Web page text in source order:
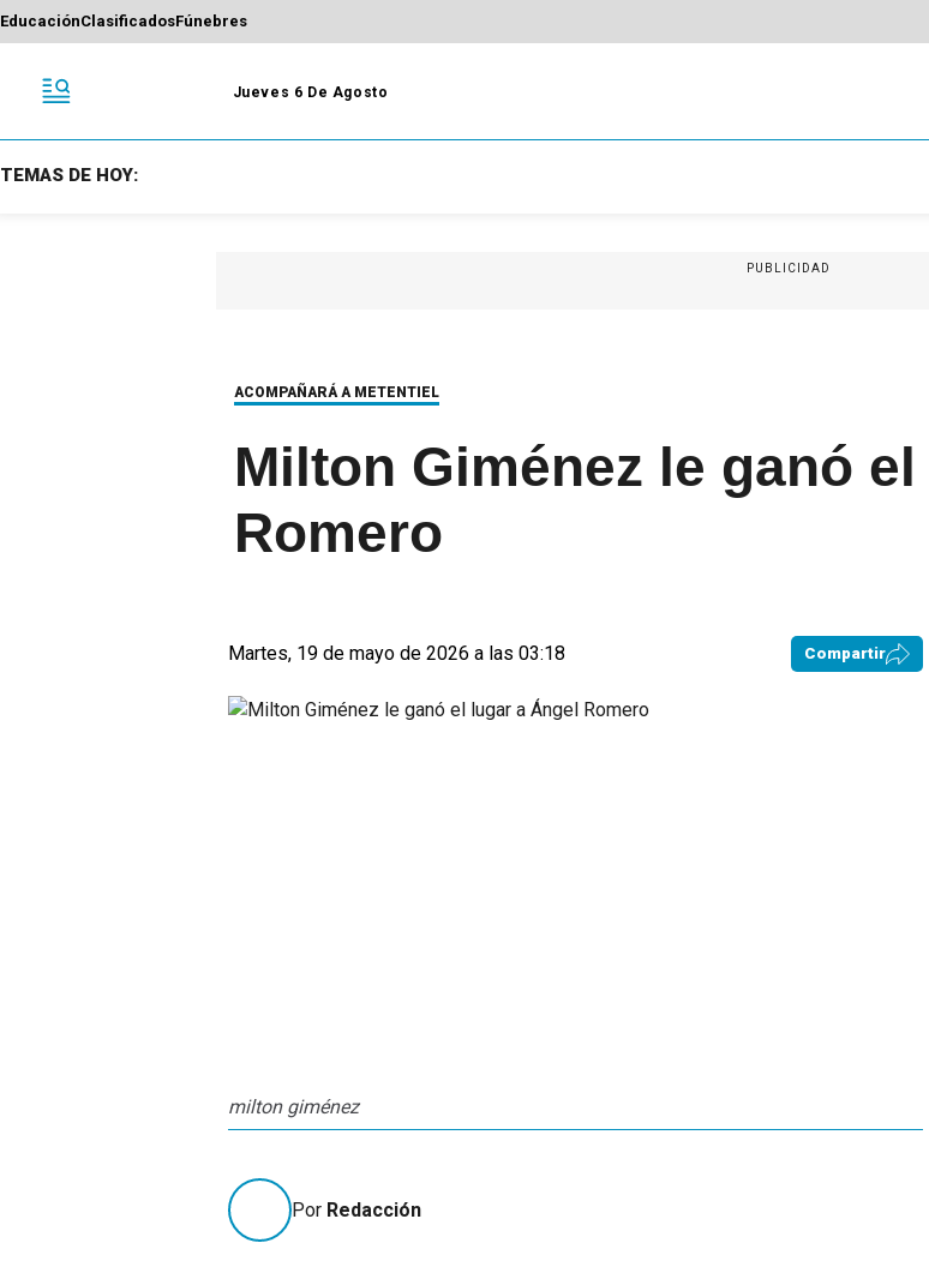
EducaciónClasificadosFúnebres
Jueves 6 De Agosto
TEMAS DE HOY:
PUBLICIDAD
ACOMPAÑARÁ A METENTIEL
Milton Giménez le ganó
Romero
Martes, 19 de mayo de 2026 a las 03:18 Compartir
milton giménez
Por Redacción